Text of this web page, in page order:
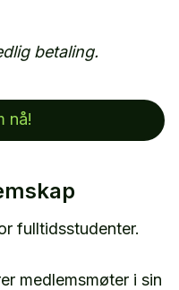
betaling.
nå!
fulltidsstudenter.
medlemsmøter i sin